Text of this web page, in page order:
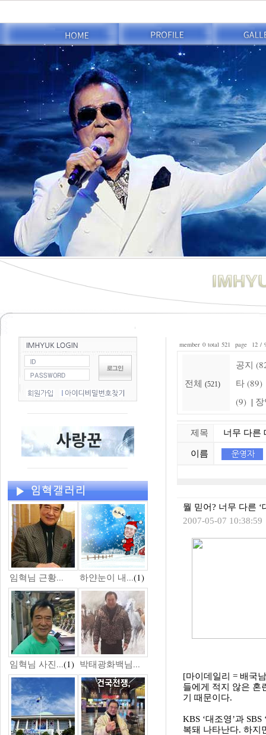
임혁님 근황... 하얀눈이 내...(1)
임혁님 사진...(1) 박태광화백님...
member 0 total 521 page 12 /
전체 (521)
공지
타 (89)
(9) |
제목 너무 다른
이름
뭘 믿어? 너무 다른 ‘
2007-05-07 10:38:59
[마이데일리 = 배국
들에게 적지 않은 혼
기 때문이다.
KBS ‘대조영’과
복돼 나타난다. 하지